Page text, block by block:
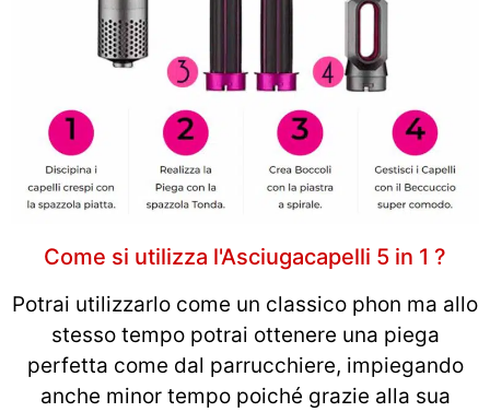
Come si utilizza l'Asciugacapelli 5 in 1 ?
Potrai utilizzarlo come un classico phon ma allo
stesso tempo potrai ottenere una piega
perfetta come dal parrucchiere, impiegando
anche minor tempo poiché grazie alla sua